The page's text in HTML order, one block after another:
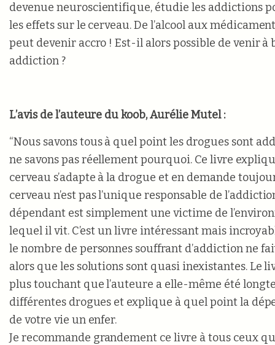
devenue neuroscientifique, étudie les addictions
les effets sur le cerveau. De l’alcool aux
peut devenir accro ! Est-il alors possible de venir à
addiction ?
L’avis de l’auteure du koob, Aurélie Mutel :
“Nous savons tous à quel point les drogues sont
ne savons pas réellement pourquoi. Ce livre
cerveau s’adapte à la drogue et en demande
cerveau n’est pas l’unique responsable de
dépendant est simplement une victime de
lequel il vit. C’est un livre intéressant mais
le nombre de personnes souffrant d’addiction ne
alors que les solutions sont quasi inexistantes. Le
plus touchant que l’auteure a elle-même été
différentes drogues et explique à quel point la
de votre vie un enfer.
Je recommande grandement ce livre à tous ceux